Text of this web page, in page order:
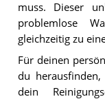
muss. Dieser
problemlose
gleichzeitig zu
Für deinen
du
dein